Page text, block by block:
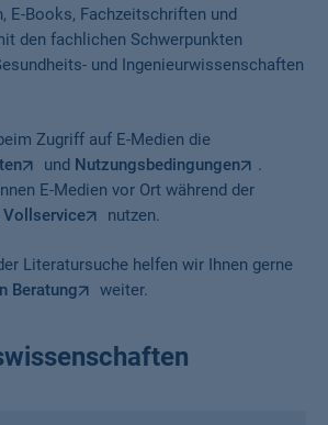
E-Books, Fachzeitschriften und
den fachlichen Schwerpunkten
und Ingenieurwissenschaften
Zugriff auf E-Medien die
und Nutzungsbedingungen
.
E-Medien vor Ort während der
nutzen.
Literatursuche helfen wir Ihnen gerne
Beratung weiter.